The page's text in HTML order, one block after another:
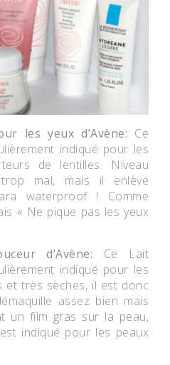
les yeux d’Avène: Ce
indiqué pour les
de lentilles. Niveau
mal, mais il enlève
waterproof ! Comme
« Ne pique pas les yeux
d’Avène: Ce Lait
indiqué pour les
et très sèches, il est donc
assez bien mais
un film gras sur la peau,
indiqué pour les peaux